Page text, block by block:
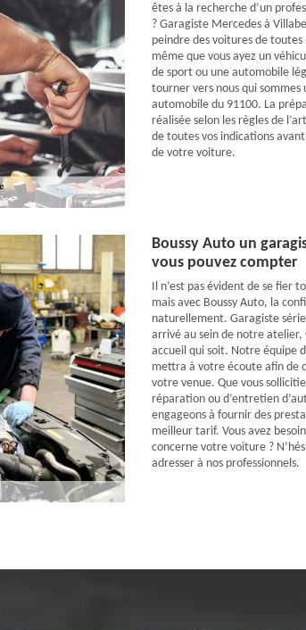
êtes à la recherche d’un
? Garagiste Mercedes à
peindre des voitures de
même que vous ayez un
de sport ou une automobile
tourner vers nous qui
automobile du 91100. La
réalisée selon les règles de
de toutes vos indications
de votre voiture.
Boussy Auto un
vous pouvez compter
Il n’est pas évident de se fier
mais avec Boussy Auto, la
naturellement. Garagiste
arrivé au sein de notre
accueil qui soit. Notre équipe
mettra à votre écoute afin de
votre venue. Que vous
réparation ou d’entretien
engageons à fournir des
meilleur tarif. Vous avez
concerne votre voiture ?
adresser à nos professionnels.